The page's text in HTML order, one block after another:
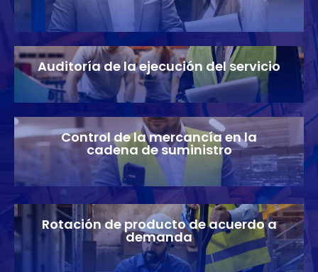
Auditoría de la ejecución del servicio
Control de la mercancía en la
cadena de suministro
Rotación de producto de acuerdo a
demanda